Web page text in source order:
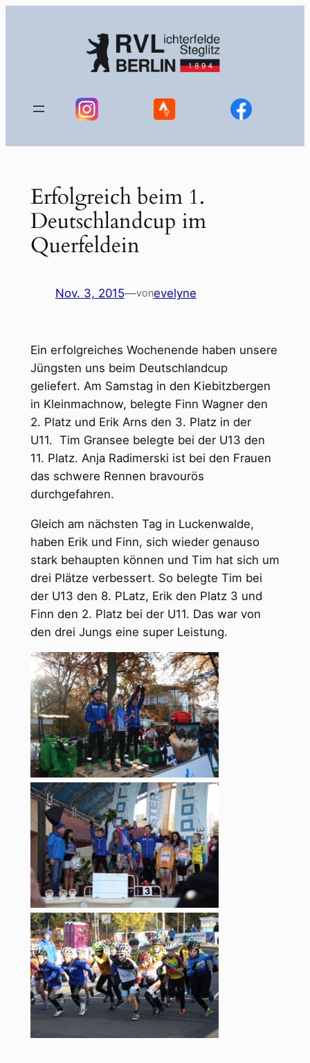
Erfolgreich beim 1.
Deutschlandcup im
Querfeldein
Nov. 3, 2015—vonevelyne
Ein erfolgreiches Wochenende haben unsere
Jüngsten uns beim Deutschlandcup
geliefert. Am Samstag in den Kiebitzbergen
in Kleinmachnow, belegte Finn Wagner den
2. Platz und Erik Arns den 3. Platz in der
U11. Tim Gransee belegte bei der U13 den
11. Platz. Anja Radimerski ist bei den Frauen
das schwere Rennen bravourös
durchgefahren.
Gleich am nächsten Tag in Luckenwalde,
haben Erik und Finn, sich wieder genauso
stark behaupten können und Tim hat sich um
drei Plätze verbessert. So belegte Tim bei
der U13 den 8. PLatz, Erik den Platz 3 und
Finn den 2. Platz bei der U11. Das war von
den drei Jungs eine super Leistung.